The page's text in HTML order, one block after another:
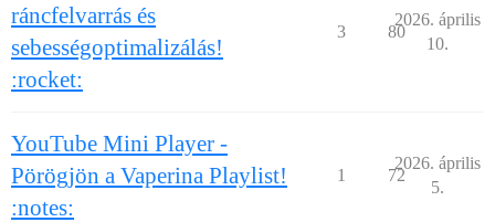
ráncfelvarrás és
sebességoptimalizálás!
:rocket:
3 80
2026. április
10.
YouTube Mini Player -
Pörögjön a Vaperina Playlist!
:notes:
1 72
2026. április
5.